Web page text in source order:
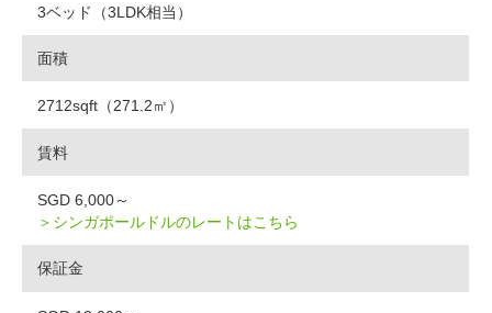
3ベッド（3LDK相当）
面積
2712sqft（271.2㎡）
賃料
SGD 6,000～
＞シンガポールドルのレートはこちら
保証金